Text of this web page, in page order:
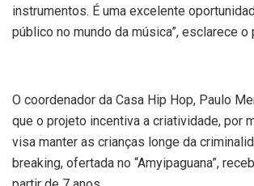
instrumentos. É uma excelente
público no mundo da música”, esclarece o
O coordenador da Casa Hip Hop, Paulo
que o projeto incentiva a criatividade, por
visa manter as crianças longe da
breaking, ofertada no “Amyipaguana”,